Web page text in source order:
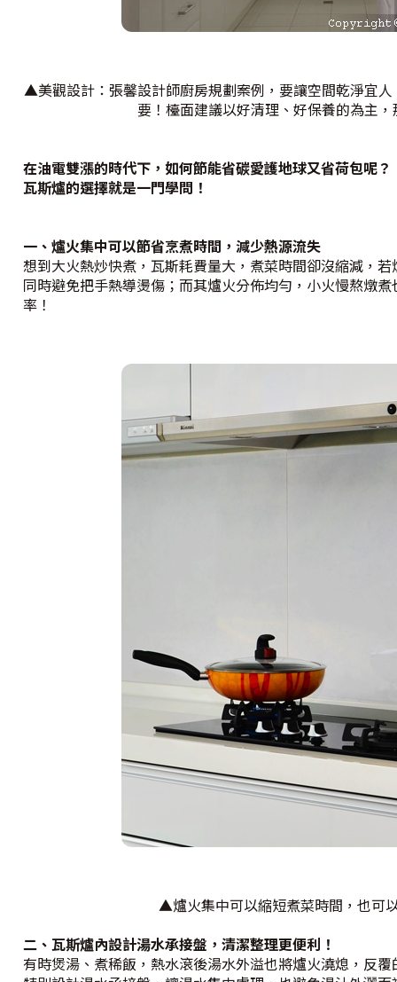
▲美觀設計：張馨設計師廚房規劃案例，要讓空間乾淨宜
要！檯面建議以好清理、好保養的為主
在油電雙漲的時代下，如何節能省碳愛護地球又省荷包呢？
瓦斯爐的選擇就是一門學問！
一、爐火集中可以節省烹煮時間，減少熱源流失
想到大火熱炒快煮，瓦斯耗費量大，煮菜時間卻沒縮減，
同時避免把手熱導燙傷；而其爐火分佈均勻，小火慢熬燉
率！
▲爐火集中可以縮短煮菜時間，也可
二、瓦斯爐內設計湯水承接盤，清潔整理更便利！
有時煲湯、煮稀飯，熱水滾後湯水外溢也將爐火澆熄，反